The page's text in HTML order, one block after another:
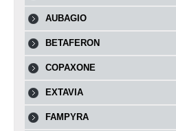
AUBAGIO
BETAFERON
COPAXONE
EXTAVIA
FAMPYRA